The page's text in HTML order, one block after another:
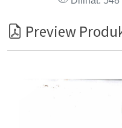
Preview